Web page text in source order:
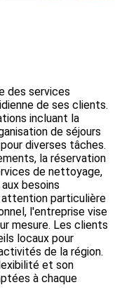
des services
de ses clients.
incluant la
de séjours
diverses tâches.
la réservation
de nettoyage,
besoins
particulière
l'entreprise vise
mesure. Les clients
locaux pour
de la région.
et son
à chaque